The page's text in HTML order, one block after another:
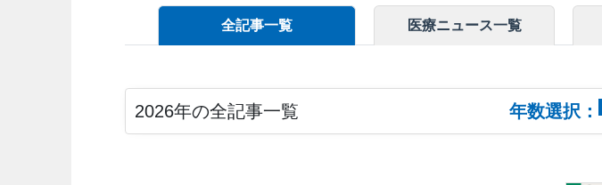
全記事一覧 医療ニュース一覧
2026年の全記事一覧 年数選択：